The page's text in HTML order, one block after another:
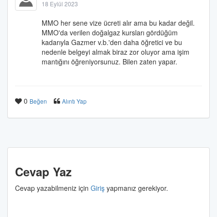
18 Eylül 2023
MMO her sene vize ücreti alır ama bu kadar değil.
MMO'da verilen doğalgaz kursları gördüğüm
kadarıyla Gazmer v.b.'den daha öğretici ve bu
nedenle belgeyi almak biraz zor oluyor ama işim
mantığını öğreniyorsunuz. Bilen zaten yapar.
0 Beğen Alıntı Yap
Cevap Yaz
Cevap yazabilmeniz için Giriş yapmanız gerekiyor.